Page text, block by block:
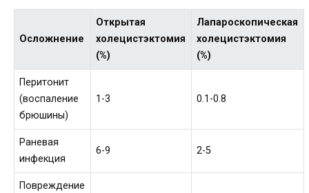
Осложнение
Открытая
холецистэктомия
(%)
Лапароскопическая
холецистэктомия
(%)
Перитонит
(воспаление
брюшины)
1-3 0.1-0.8
Раневая
инфекция
6-9 2-5
Повреждение